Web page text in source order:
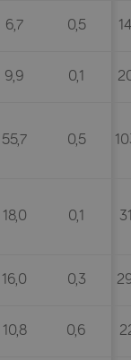
6,7 0,5
9,9 0,1
55,7 0,5
18,0 0,1
16,0 0,3
10,8 0,6